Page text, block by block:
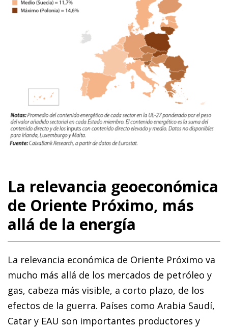
La relevancia geoeconómica
de Oriente Próximo, más
allá de la energía
La relevancia económica de Oriente Próximo va
mucho más allá de los mercados de petróleo y
gas, cabeza más visible, a corto plazo, de los
efectos de la guerra. Países como Arabia Saudí,
Catar y EAU son importantes productores y